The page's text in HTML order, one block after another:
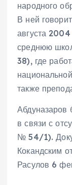
народного
В ней
августа
среднюю
38), где
также
Абдуназаров
в связи с
№ 54/1).
Кокандским
Расулов 6